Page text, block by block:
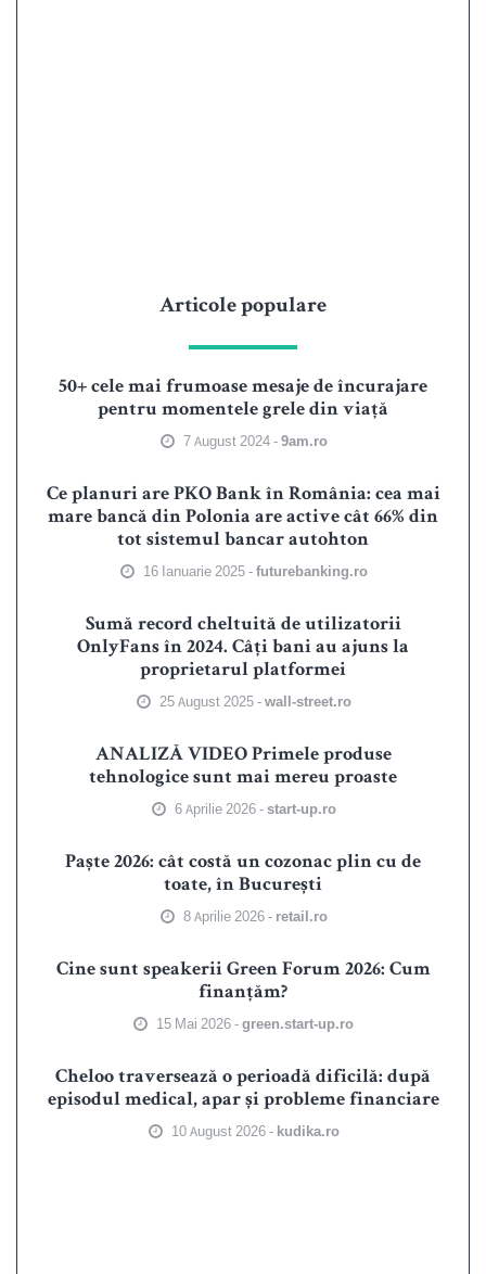
Articole populare
50+ cele mai frumoase mesaje de încurajare
pentru momentele grele din viață
7 August 2024 -9am.ro
Ce planuri are PKO Bank în România: cea mai
mare bancă din Polonia are active cât 66% din
tot sistemul bancar autohton
16 Ianuarie 2025 -futurebanking.ro
Sumă record cheltuită de utilizatorii
OnlyFans în 2024. Câți bani au ajuns la
proprietarul platformei
25 August 2025 -wall-street.ro
ANALIZĂ VIDEO Primele produse
tehnologice sunt mai mereu proaste
6 Aprilie 2026 -start-up.ro
Paște 2026: cât costă un cozonac plin cu de
toate, în București
8 Aprilie 2026 - retail.ro
Cine sunt speakerii Green Forum 2026: Cum
finanțăm?
15 Mai 2026 -green.start-up.ro
Cheloo traversează o perioadă dificilă: după
episodul medical, apar și probleme financiare
10 August 2026 - kudika.ro